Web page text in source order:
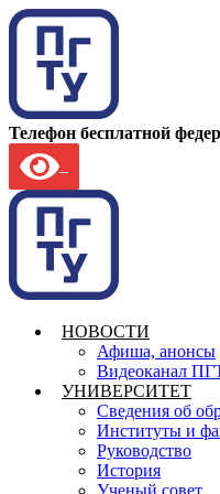
Телефон бесплатной
НОВОСТИ
Афиша, анонсы
Видеоканал
УНИВЕРСИТЕТ
Сведения об
Институты и
Руководство
История
Ученый совет